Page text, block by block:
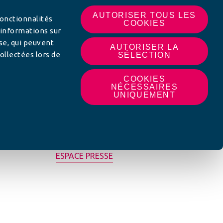
sur
qui peuvent
lors de
AUTORISER TOUS LES
COOKIES
AUTORISER LA
SÉLECTION
COOKIES
NÉCESSAIRES
UNIQUEMENT
ESPACE PRESSE